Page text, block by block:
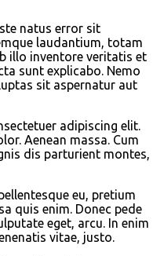
natus error sit
laudantium, totam
illo inventore veritatis et
sunt explicabo. Nemo
sit aspernatur aut
adipiscing elit.
Aenean massa. Cum
dis parturient montes,
eu, pretium
quis enim. Donec pede
eget, arcu. In enim
vitae, justo.